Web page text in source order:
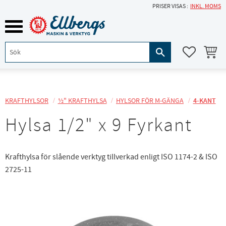
Meny
PRISER VISAS INKL. MOMS
KRAFTHYLSOR ½" KRAFTHYLSA HYLSOR FÖR M-GÄNGA 4-KANT
Hylsa 1/2" x 9 Fyrkant
Krafthylsa för slående verktyg tillverkad enligt ISO 1174-2 & ISO
2725-11